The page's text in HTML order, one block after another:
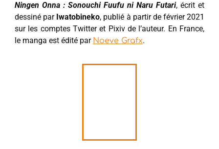
Ningen Onna : Sonouchi Fuufu ni Naru Futari, écrit et
dessiné par Iwatobineko, publié à partir de février 2021
sur les comptes Twitter et Pixiv de l’auteur. En France,
le manga est édité par Noeve Grafx.